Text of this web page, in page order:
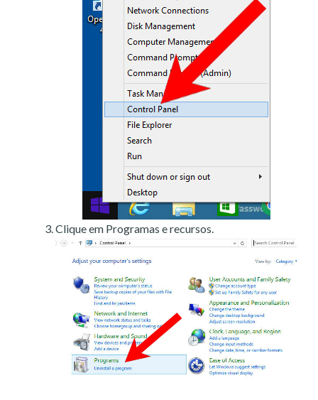
Clique em Programas e recursos.